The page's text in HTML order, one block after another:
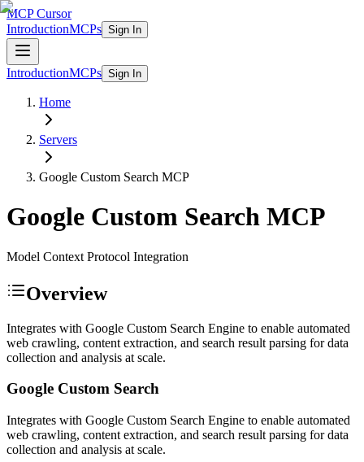
MCP Cursor
IntroductionMCPs Sign In
IntroductionMCPs Sign In
Home
Servers
Google Custom Search MCP
Google Custom Search MCP
Model Context Protocol Integration
Overview
Integrates with Google Custom Search Engine to enable automated
web crawling, content extraction, and search result parsing for data
collection and analysis at scale.
Google Custom Search
Integrates with Google Custom Search Engine to enable automated
web crawling, content extraction, and search result parsing for data
collection and analysis at scale.